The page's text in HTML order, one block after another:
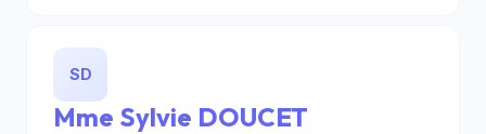
SD
Mme Sylvie DOUCET